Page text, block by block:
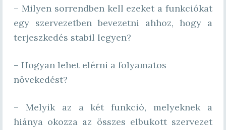
– Milyen sorrendben kell ezeket a funkciókat
egy szervezetben bevezetni ahhoz, hogy a
terjeszkedés stabil legyen?
– Hogyan lehet elérni a folyamatos
növekedést?
– Melyik az a két funkció, melyeknek a
hiánya okozza az összes elbukott szervezet